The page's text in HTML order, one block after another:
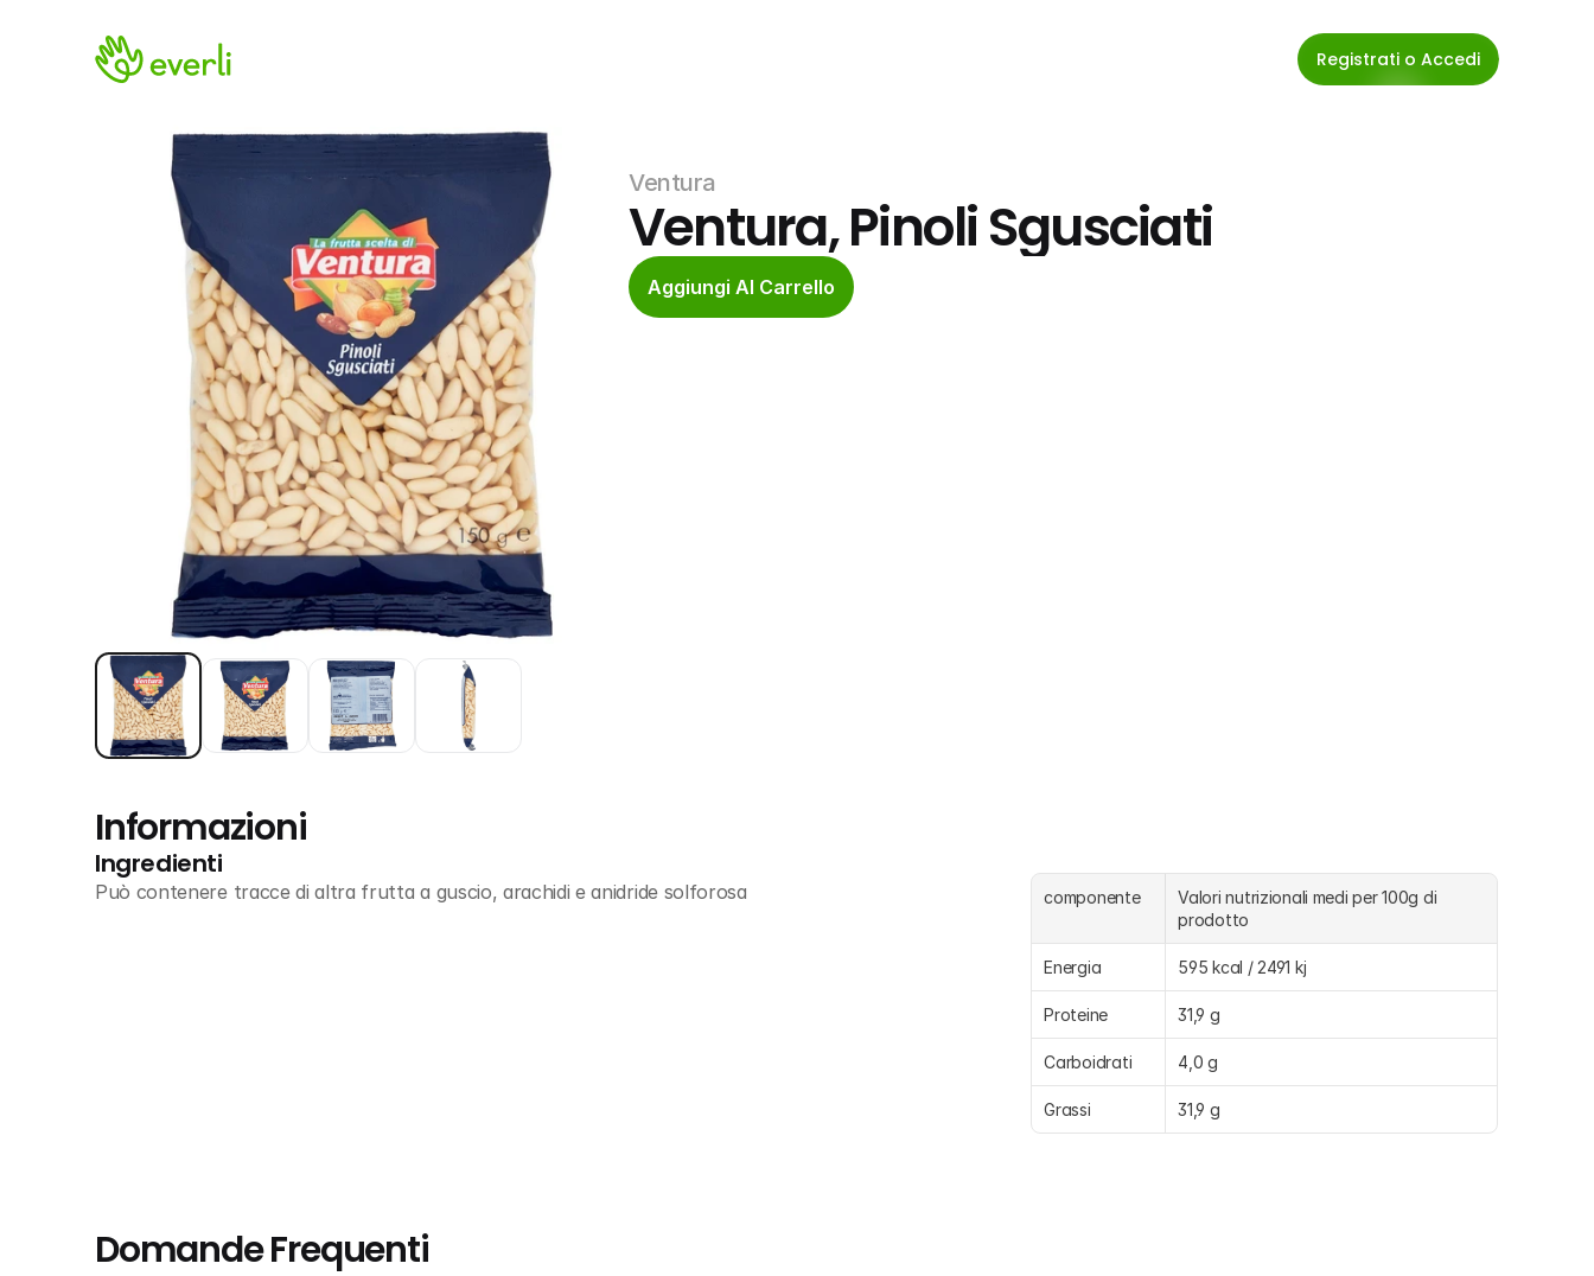
Registrati o Accedi
Ventura
Ventura, Pinoli Sgusciati
Aggiungi Al Carrello
Informazioni
Ingredienti
Può contenere tracce di altra frutta a guscio, arachidi e anidride solforosa componente
Valori nutrizionali medi per 100g di
prodotto
Energia 595 kcal / 2491 kj
Proteine 31,9 g
Carboidrati 4,0 g
Grassi 31,9 g
Domande Frequenti